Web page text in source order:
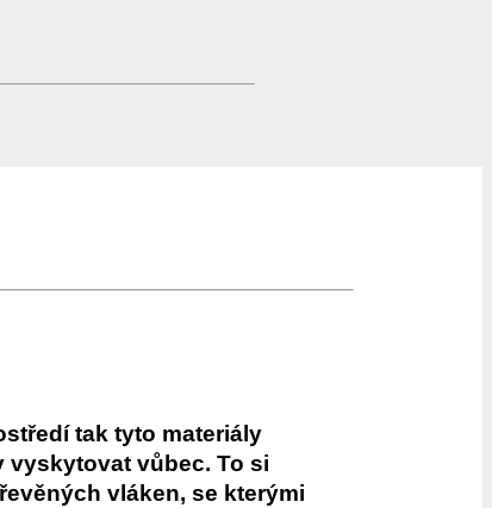
tak tyto materiály
vyskytovat vůbec. To si
vláken, se kterými